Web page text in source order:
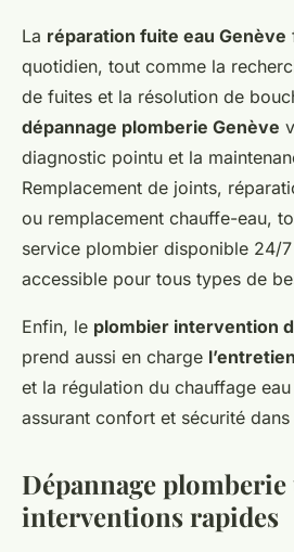
La réparation fuite eau Genève
quotidien, tout comme la
de fuites et la résolution de
dépannage plomberie Genève
diagnostic pointu et la
Remplacement de joints,
ou remplacement chauffe-eau,
service plombier disponible 24/
accessible pour tous types de
Enfin, le plombier intervention
prend aussi en charge
et la régulation du chauffage
assurant confort et sécurité
Dépannage
interventions rapides